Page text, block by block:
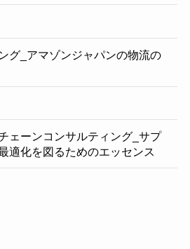
グ_アマゾンジャパンの物流の
ェーンコンサルティング_サプ
適化を図るためのエッセンス